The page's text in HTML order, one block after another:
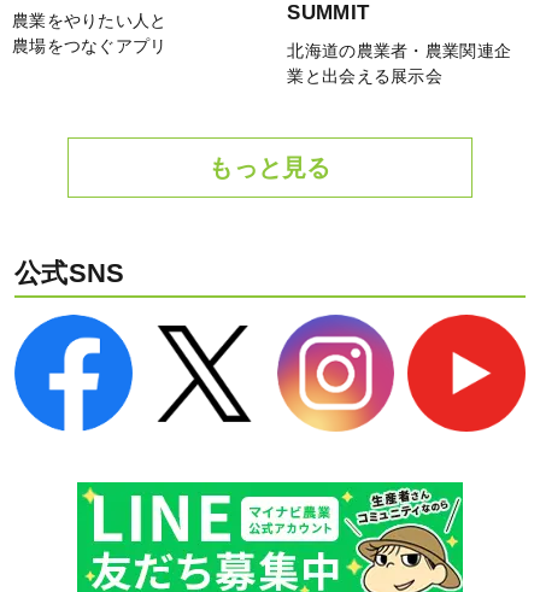
農業をやりたい人と
農場をつなぐアプリ
SUMMIT
北海道の農業者・農業関連企
業と出会える展示会
もっと見る
公式SNS